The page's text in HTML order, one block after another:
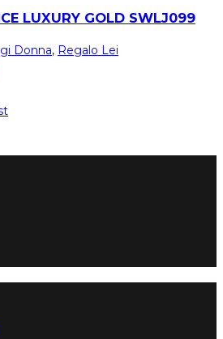
LUXURY GOLD SWLJ099
Donna, Regalo Lei